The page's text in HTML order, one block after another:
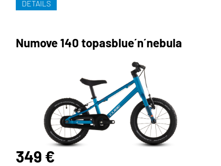
DETAILS
Numove 140 topasblue´n´nebula
349 €